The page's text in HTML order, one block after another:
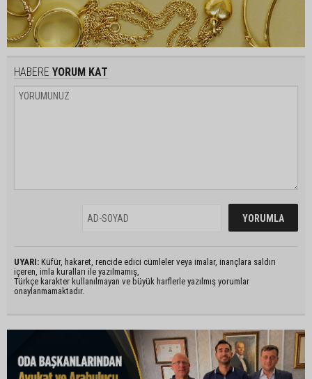
HABERE YORUM KAT
UYARI: Küfür, hakaret, rencide edici cümleler veya imalar, inançlara saldırı
içeren, imla kuralları ile yazılmamış,
Türkçe karakter kullanılmayan ve büyük harflerle yazılmış yorumlar
onaylanmamaktadır.